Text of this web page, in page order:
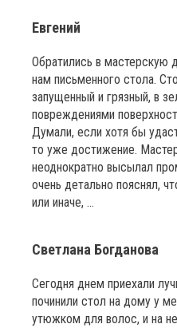
Евгений
Обратились в мастерскую
нам письменного стола.
запущенный и грязный, в
повреждениями
Думали, если хотя бы
то уже достижение.
неоднократно высылал
очень детально пояснял,
или иначе, ...
Светлана Богданова
Сегодня днем приехали
починили стол на дому у
утюжком для волос, и на